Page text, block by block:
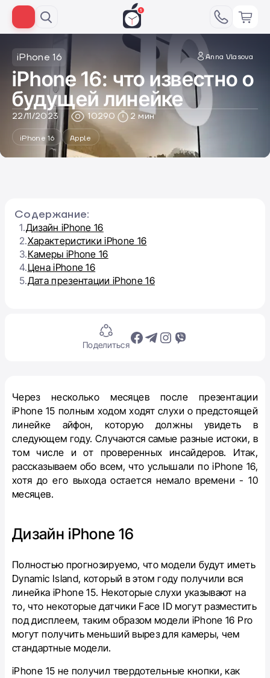
iPhone 16 Anna Vlasova
iPhone 16: что известно о
будущей линейке
22/11/2023 10290 2 мин
iPhone 16 Apple
Поделиться
Через несколько месяцев после презентации
iPhone 15 полным ходом ходят слухи о предстоящей
линейке айфон, которую должны увидеть в
следующем году. Случаются самые разные истоки, в
том числе и от проверенных инсайдеров. Итак,
рассказываем обо всем, что услышали по iPhone 16,
хотя до его выхода остается немало времени - 10
месяцев.
Дизайн iPhone 16
Полностью прогнозируемо, что модели будут иметь
Dynamic Island, который в этом году получили вся
линейка iPhone 15. Некоторые слухи указывают на
то, что некоторые датчики Face ID могут разместить
под дисплеем, таким образом модели iPhone 16 Pro
могут получить меньший вырез для камеры, чем
стандартные модели.
iPhone 15 не получил твердотельные кнопки, как
Содержание:
1.Дизайн iPhone 16
2.Характеристики iPhone 16
3.Камеры iPhone 16
4.Цена iPhone 16
5.Дата презентации iPhone 16